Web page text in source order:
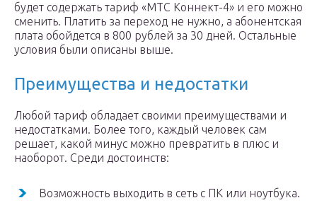
будет содержать тариф «МТС Коннект-4» и его можно
сменить. Платить за переход не нужно, а абонентская
плата обойдется в 800 рублей за 30 дней. Остальные
условия были описаны выше.
Преимущества и недостатки
Любой тариф обладает своими преимуществами и
недостатками. Более того, каждый человек сам
решает, какой минус можно превратить в плюс и
наоборот. Среди достоинств:
Возможность выходить в сеть с ПК или ноутбука.